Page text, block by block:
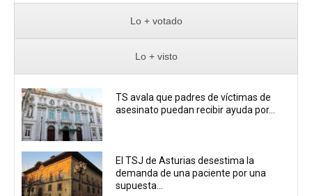
Lo + votado
Lo + visto
TS avala que padres de víctimas de
asesinato puedan recibir ayuda por...
El TSJ de Asturias desestima la
demanda de una paciente por una
supuesta...